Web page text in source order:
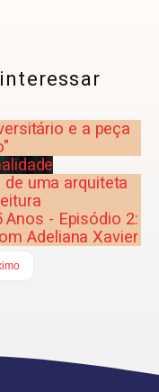
e a peça
uma arquiteta
Anos - Episódio 2:
Adeliana Xavier